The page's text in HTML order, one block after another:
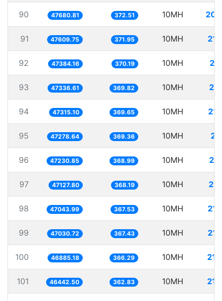
90 47680.81 372.51 10MH
91 47609.75 371.95 10MH
92 47384.16 370.19 10MH
93 47336.61 369.82 10MH
94 47315.10 369.65 10MH
95 47278.64 369.36 10MH
96 47230.85 368.99 10MH
97 47127.80 368.19 10MH
98 47043.99 367.53 10MH
99 47030.72 367.43 10MH
100 46885.18 366.29 10MH
101 46442.50 362.83 10MH